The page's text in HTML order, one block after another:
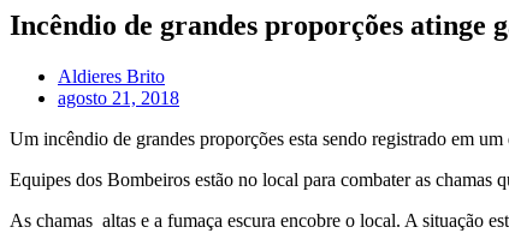
Incêndio de grandes proporções atinge
Aldieres Brito
agosto 21, 2018
Um incêndio de grandes proporções esta sendo registrado em
Equipes dos Bombeiros estão no local para combater as chamas
As chamas altas e a fumaça escura encobre o local. A situação